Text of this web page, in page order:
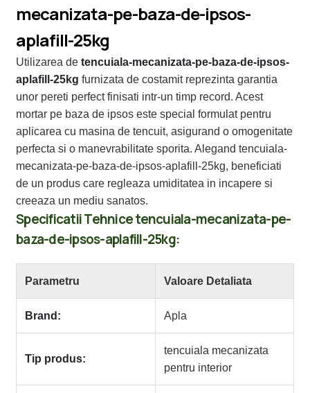
mecanizata-pe-baza-de-ipsos-
aplafill-25kg
Utilizarea de tencuiala-mecanizata-pe-baza-de-ipsos-
aplafill-25kg furnizata de costamit reprezinta garantia
unor pereti perfect finisati intr-un timp record. Acest
mortar pe baza de ipsos este special formulat pentru
aplicarea cu masina de tencuit, asigurand o omogenitate
perfecta si o manevrabilitate sporita. Alegand tencuiala-
mecanizata-pe-baza-de-ipsos-aplafill-25kg, beneficiati
de un produs care regleaza umiditatea in incapere si
creeaza un mediu sanatos.
Specificatii Tehnice tencuiala-mecanizata-pe-
baza-de-ipsos-aplafill-25kg:
Parametru Valoare Detaliata
Brand: Apla
Tip produs:
tencuiala mecanizata
pentru interior